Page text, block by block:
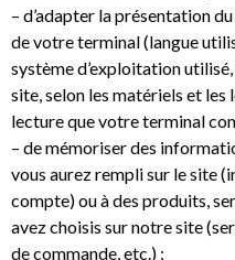
– d’adapter la présentation
de votre terminal (langue
système d’exploitation
site, selon les matériels et
lecture que votre terminal
– de mémoriser des
vous aurez rempli sur le site
compte) ou à des produits,
avez choisis sur notre site
de commande, etc.) ;